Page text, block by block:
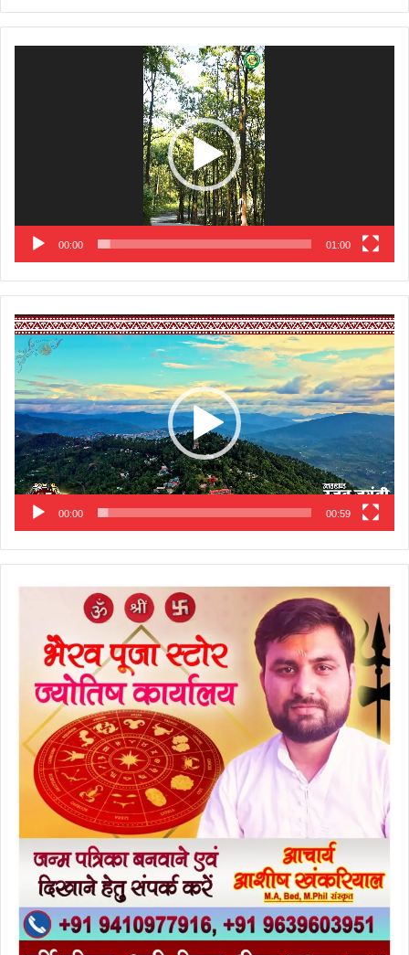
00:00 01:00
Video
Player
00:00 00:59